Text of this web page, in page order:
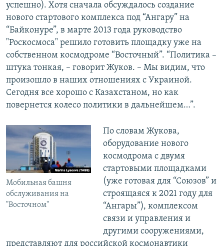
успешно). Хотя сначала обсуждалось создание
нового стартового комплекса под “Ангару” на
“Байконуре”, в марте 2013 года руководство
"Роскосмоса" решило готовить площадку уже на
собственном космодроме “Восточный”. “Политика –
штука тонкая, – говорит Жуков. – Мы видим, что
произошло в наших отношениях с Украиной.
Сегодня все хорошо с Казахстаном, но как
повернется колесо политики в дальнейшем…”.
Мобильная башня
обслуживания на
"Восточном"
По словам Жукова,
оборудование нового
космодрома с двумя
стартовыми площадками
(уже готовая для “Союзов” и
строящаяся к 2021 году для
“Ангары”), комплексом
связи и управления и
другими сооружениями,
представляют для российской космонавтики